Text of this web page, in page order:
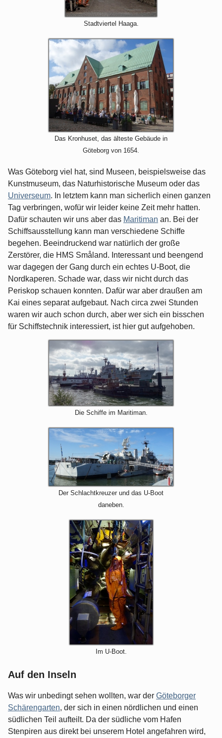
Stadtviertel Haaga.
Das Kronhuset, das älteste Gebäude in
Göteborg von 1654.
Was Göteborg viel hat, sind Museen, beispielsweise das
Kunstmuseum, das Naturhistorische Museum oder das
Universeum. In letztem kann man sicherlich einen ganzen
Tag verbringen, wofür wir leider keine Zeit mehr hatten.
Dafür schauten wir uns aber das Maritiman an. Bei der
Schiffsausstellung kann man verschiedene Schiffe
begehen. Beeindruckend war natürlich der große
Zerstörer, die HMS Småland. Interessant und beengend
war dagegen der Gang durch ein echtes U-Boot, die
Nordkaperen. Schade war, dass wir nicht durch das
Periskop schauen konnten. Dafür war aber draußen am
Kai eines separat aufgebaut. Nach circa zwei Stunden
waren wir auch schon durch, aber wer sich ein bisschen
für Schiffstechnik interessiert, ist hier gut aufgehoben.
Die Schiffe im Maritiman.
Der Schlachtkreuzer und das U-Boot
daneben.
Im U-Boot.
Auf den Inseln
Was wir unbedingt sehen wollten, war der Göteborger
Schärengarten, der sich in einen nördlichen und einen
südlichen Teil aufteilt. Da der südliche vom Hafen
Stenpiren aus direkt bei unserem Hotel angefahren wird,